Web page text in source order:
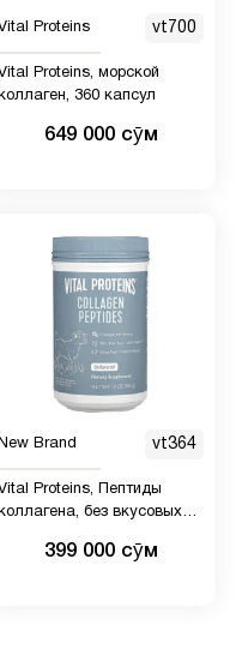
Proteins vt700
Proteins, морской
360 капсул
649 000 сӯм
New Brand vt364
Proteins, Пептиды
без вкусовых
399 000 сӯм